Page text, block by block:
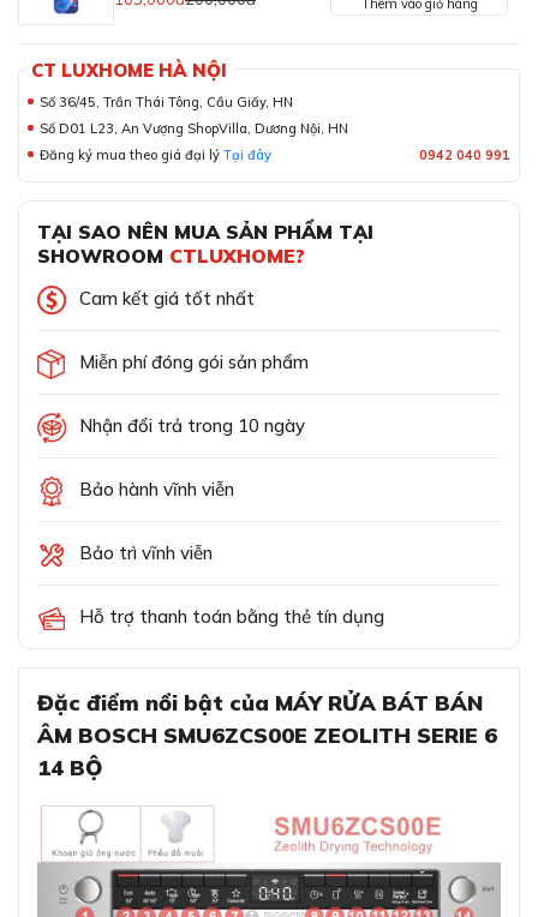
CT LUXHOME HÀ NỘI
Số 36/45, Trần Thái Tông, Cầu Giấy, HN
Số D01 L23, An Vượng ShopVilla, Dương Nội, HN
Đăng ký mua theo giá đại lý Tại đây 0942 040 991
TẠI SAO NÊN MUA SẢN PHẨM TẠI
SHOWROOM CTLUXHOME?
Cam kết giá tốt nhất
Miễn phí đóng gói sản phẩm
Nhận đổi trả trong 10 ngày
Bảo hành vĩnh viễn
Bảo trì vĩnh viễn
Hỗ trợ thanh toán bằng thẻ tín dụng
Đặc điểm nổi bật của MÁY RỬA BÁT BÁN
ÂM BOSCH SMU6ZCS00E ZEOLITH SERIE 6
14 BỘ